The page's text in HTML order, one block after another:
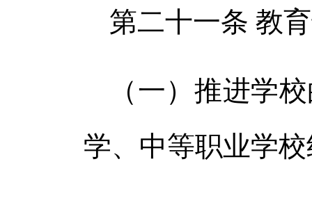
第二十一条 教
（一）推进学
学、中等职业学